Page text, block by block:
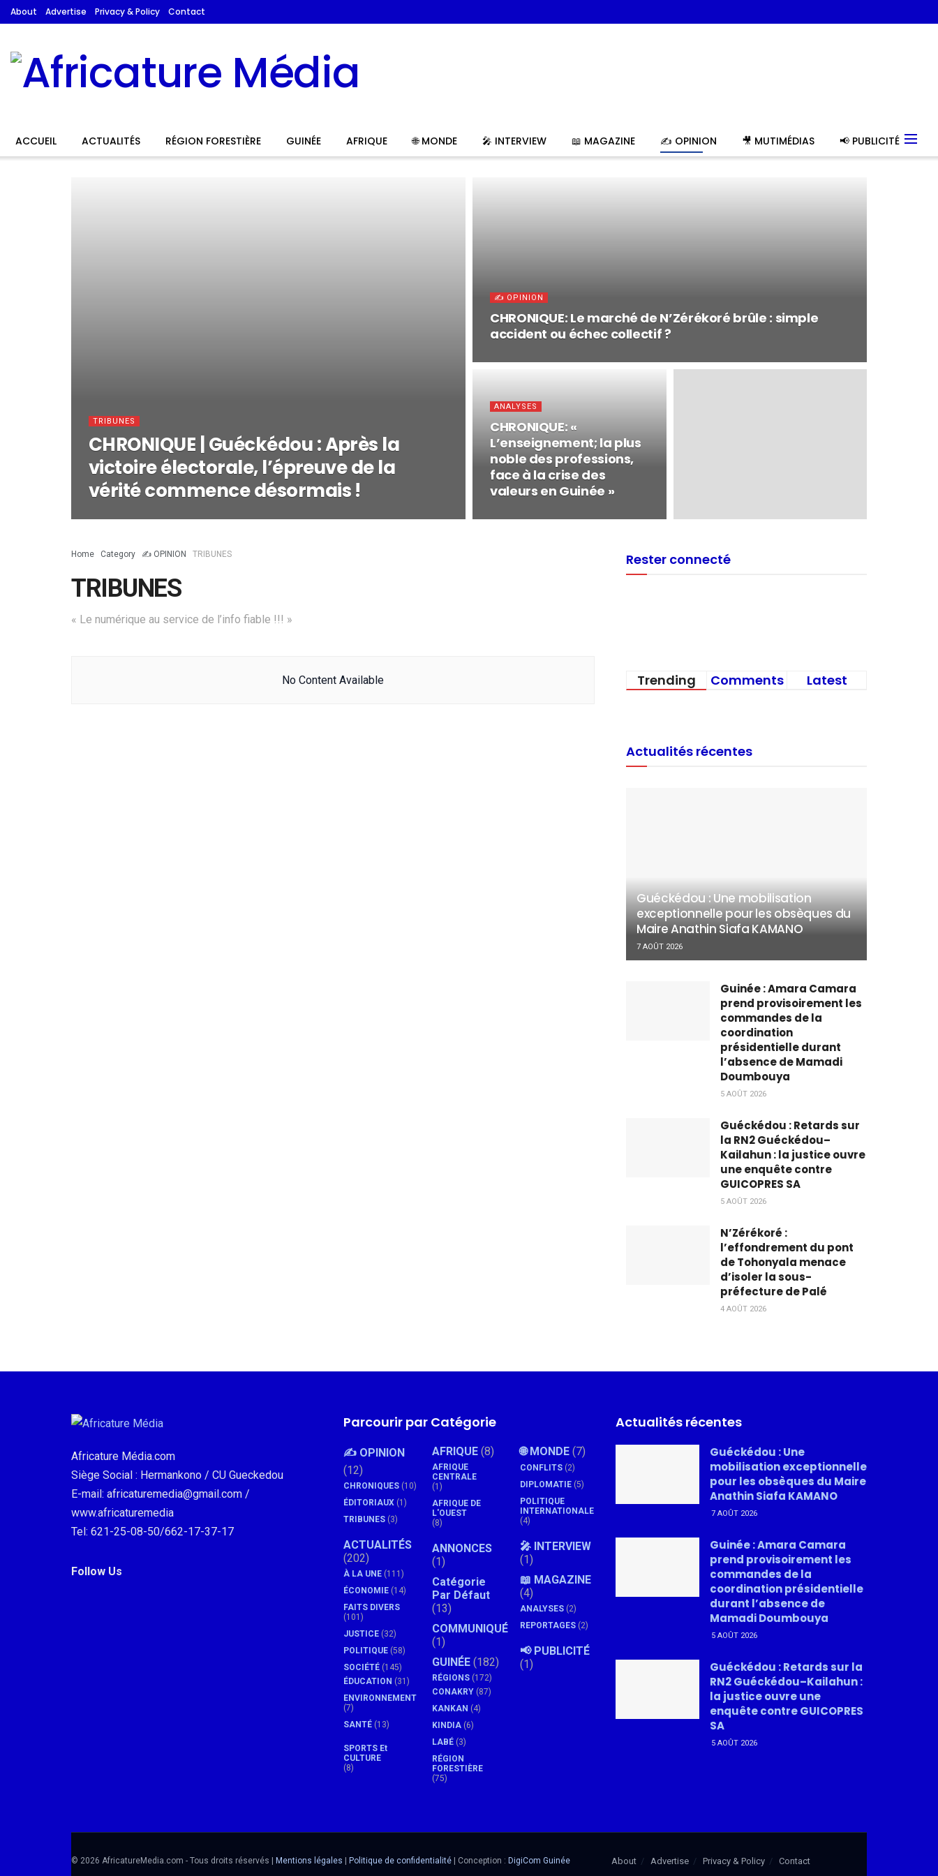
About Advertise Privacy & Policy Contact
ACCUEIL ACTUALITÉS RÉGION FORESTIÈRE GUINÉE AFRIQUE 🌐 MONDE 🎤 INTERVIEW 📖 MAGAZINE ✍️ OPINION 🎥 MUTIMÉDIAS 📢 PUBLICITÉ
TRIBUNES
CHRONIQUE | Guéckédou : Après la
victoire électorale, l’épreuve de la
vérité commence désormais !
✍️ OPINION
CHRONIQUE: Le marché de N’Zérékoré brûle : simple
accident ou échec collectif ?
ANALYSES
CHRONIQUE: «
L’enseignement; la plus
noble des professions,
face à la crise des
valeurs en Guinée »
Home Category ✍️ OPINION TRIBUNES
TRIBUNES
« Le numérique au service de l’info fiable !!! »
No Content Available
Rester connecté
Trending Comments Latest
Actualités récentes
Guéckédou : Une mobilisation
exceptionnelle pour les obsèques du
Maire Anathin Siafa KAMANO
7 AOÛT 2026
Guinée : Amara Camara
prend provisoirement les
commandes de la
coordination
présidentielle durant
l’absence de Mamadi
Doumbouya
5 AOÛT 2026
Guéckédou : Retards sur
la RN2 Guéckédou–
Kailahun : la justice ouvre
une enquête contre
GUICOPRES SA
5 AOÛT 2026
N’Zérékoré :
l’effondrement du pont
de Tohonyala menace
d’isoler la sous-
préfecture de Palé
4 AOÛT 2026
Africature Média.com
Siège Social : Hermankono / CU Gueckedou
E-mail: africaturemedia@gmail.com /
www.africaturemedia
Tel: 621-25-08-50/662-17-37-17
Follow Us
Parcourir par Catégorie
✍️ OPINION
(12)
CHRONIQUES (10)
ÉDITORIAUX (1)
TRIBUNES (3)
ACTUALITÉS
(202)
À LA UNE (111)
ÉCONOMIE (14)
FAITS DIVERS
(101)
JUSTICE (32)
POLITIQUE (58)
SOCIÉTÉ (145)
ÉDUCATION (31)
ENVIRONNEMENT
(7)
SANTÉ (13)
SPORTS Et
CULTURE
(8)
AFRIQUE(8)
AFRIQUE
CENTRALE
(1)
AFRIQUE DE
L'OUEST
(8)
ANNONCES
(1)
Catégorie
Par Défaut
(13)
COMMUNIQUÉ
(1)
GUINÉE(182)
RÉGIONS(172)
CONAKRY(87)
KANKAN (4)
KINDIA(6)
LABÉ(3)
RÉGION
FORESTIÈRE
(75)
🌐 MONDE (7)
CONFLITS (2)
DIPLOMATIE (5)
POLITIQUE
INTERNATIONALE
(4)
🎤 INTERVIEW
(1)
📖 MAGAZINE
(4)
ANALYSES (2)
REPORTAGES (2)
📢 PUBLICITÉ
(1)
Actualités récentes
Guéckédou : Une
mobilisation exceptionnelle
pour les obsèques du Maire
Anathin Siafa KAMANO
7 AOÛT 2026
Guinée : Amara Camara
prend provisoirement les
commandes de la
coordination présidentielle
durant l’absence de
Mamadi Doumbouya
5 AOÛT 2026
Guéckédou : Retards sur la
RN2 Guéckédou–Kailahun :
la justice ouvre une
enquête contre GUICOPRES
SA
5 AOÛT 2026
About Advertise Privacy & Policy Contact
© 2026 AfricatureMedia.com - Tous droits réservés | Mentions légales | Politique de confidentialité | Conception : DigiCom Guinée